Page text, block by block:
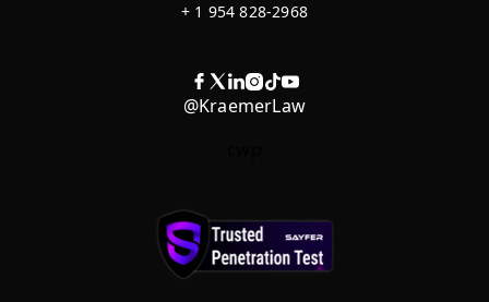
+ 1 954 828-2968
@KraemerLaw